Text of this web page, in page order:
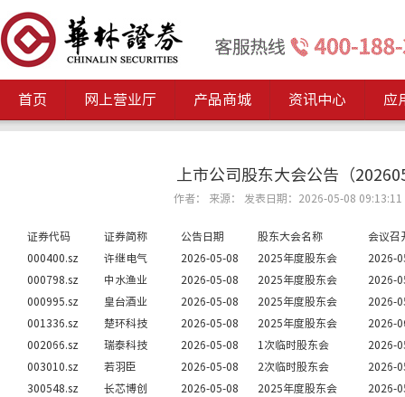
首页 网上营业厅 产品商城 资讯中心 应
上市公司股东大会公告（
作者： 来源： 发表日期：2026-05-08 09:13:11
证券代码 证券简称 公告日期 股东大会名称
会议召
000400.sz
许继电气 2026-05-08 2025年度股东会
2026-
000798.sz
中水渔业 2026-05-08 2025年度股东会
2026-
000995.sz
皇台酒业 2026-05-08 2025年度股东会
2026-
001336.sz
楚环科技 2026-05-08 2025年度股东会
2026-
002066.sz
瑞泰科技 2026-05-08 1次临时股东会
2026-
003010.sz
若羽臣 2026-05-08 2次临时股东会
2026-
300548.sz
长芯博创 2026-05-08 2025年度股东会
2026-